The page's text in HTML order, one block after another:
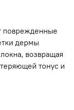
поврежденные
дермы
возвращая
тонус и